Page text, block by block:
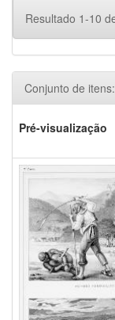
Resultado 1-10
Conjunto de itens:
Pré-visualização